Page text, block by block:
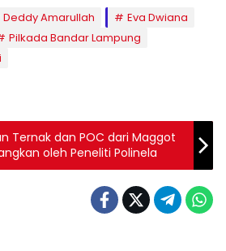
Deddy Amarullah
Eva Dwiana
Pilkada Bandar Lampung
Ternak dan POC dari Maggot
oleh Peneliti Polinela